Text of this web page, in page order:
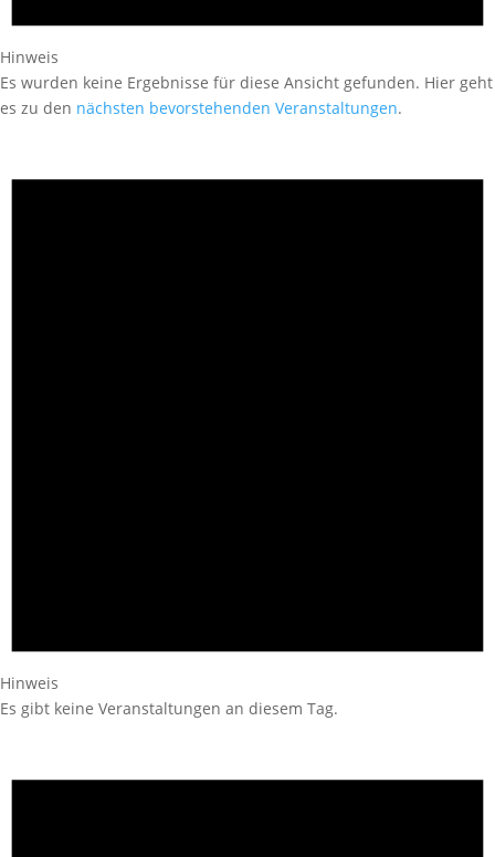
Hinweis
Es wurden keine Ergebnisse für diese Ansicht gefunden. Hier geht
es zu den nächsten bevorstehenden Veranstaltungen.
Hinweis
Es gibt keine Veranstaltungen an diesem Tag.